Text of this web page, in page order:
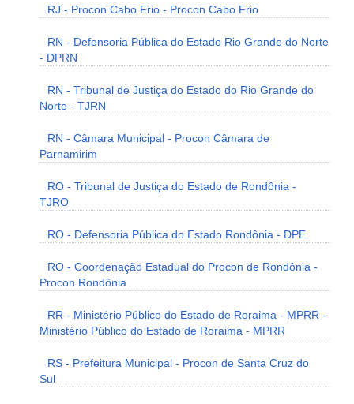
RJ - Procon Cabo Frio - Procon Cabo Frio
RN - Defensoria Pública do Estado Rio Grande do Norte
- DPRN
RN - Tribunal de Justiça do Estado do Rio Grande do
Norte - TJRN
RN - Câmara Municipal - Procon Câmara de
Parnamirim
RO - Tribunal de Justiça do Estado de Rondônia -
TJRO
RO - Defensoria Pública do Estado Rondônia - DPE
RO - Coordenação Estadual do Procon de Rondônia -
Procon Rondônia
RR - Ministério Público do Estado de Roraima - MPRR -
Ministério Público do Estado de Roraima - MPRR
RS - Prefeitura Municipal - Procon de Santa Cruz do
Sul